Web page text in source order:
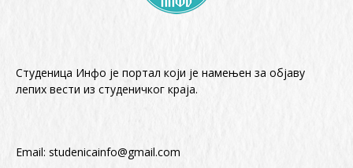
Студеница Инфо је портал који је намењен за објaву
лепих вести из студеничког краја.
Email: studenicainfo@gmail.com